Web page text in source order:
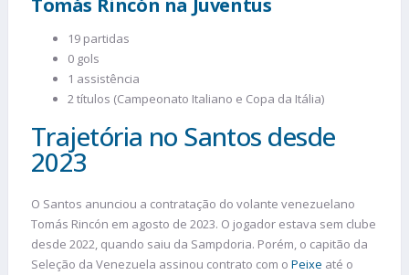
Tomás Rincón na Juventus
19 partidas
0 gols
1 assistência
2 títulos (Campeonato Italiano e Copa da Itália)
Trajetória no Santos desde
2023
O Santos anunciou a contratação do volante venezuelano
Tomás Rincón em agosto de 2023. O jogador estava sem clube
desde 2022, quando saiu da Sampdoria. Porém, o capitão da
Seleção da Venezuela assinou contrato com o Peixe até o